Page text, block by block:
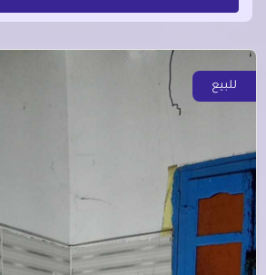
للبيع